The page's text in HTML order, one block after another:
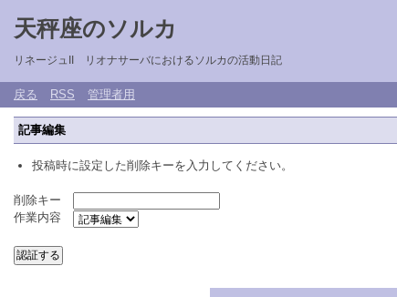
天秤座のソルカ
リネージュII リオナサーバにおけるソルカの活動日記
戻る RSS 管理者用
記事編集
投稿時に設定した削除キーを入力してください。
削除キー
作業内容